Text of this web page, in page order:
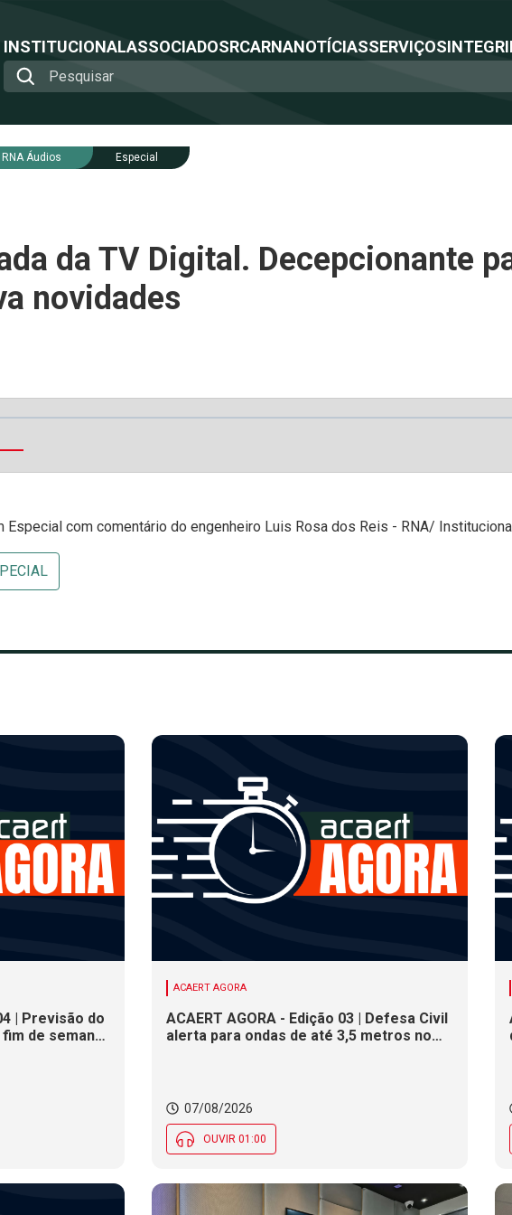
INSTITUCIONALASSOCIADOSRCARNANOTÍCIASSERVIÇOS
RNA Áudios Especial
da TV Digital. Decepcionante
novidades
Especial com comentário do engenheiro Luis Rosa dos Reis - RNA/
| Previsão do
de semana
ACAERT AGORA
ACAERT AGORA - Edição 03 | Defesa Civil
alerta para ondas de até 3,5 metros no
tradições indígenas e de imigrantes em
SC
07/08/2026
OUVIR 01:00